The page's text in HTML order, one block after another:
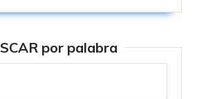
por palabra